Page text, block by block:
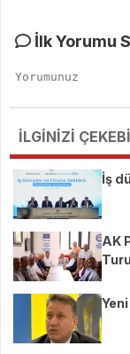
İlk Yorumu
İLGİNİZİ
İş
AK